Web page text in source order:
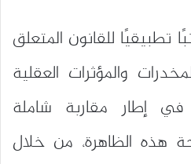
تطبيقيًا للقانون المتعلق
والمؤثرات العقلية
في إطار مقاربة شاملة
هذه الظاهرة، من خلال